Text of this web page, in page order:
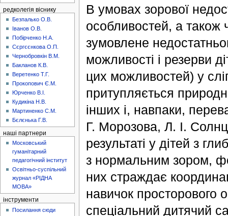
В умовах зорової
особливостей, а також
зумовлене
можливості і резерви
цих можливостей) у
притупляється
інших і, навпаки,
Г. Морозова, Л. І.
результаті у дітей з
з нормальним зором,
них страждає
навичок просторового
спеціальний дитячий
редколегія віснику
Безпалько О.В.
Іванов О.В.
Побірченко Н.А.
Сєргєєнкова О.П.
Чернобровкін В.М.
Бакланов К.В.
Веретенко Т.Г.
Прокопович Є.М.
Юрченко В.І.
Кудикіна Н.В.
Мартиненко С.М.
Бєлєнька Г.В.
наші партнери
Московський
гуманітарний
педагогічний інститут
Освітньо-суспільний
журнал «РІДНА
МОВА»
інструменти
Посилання сюди